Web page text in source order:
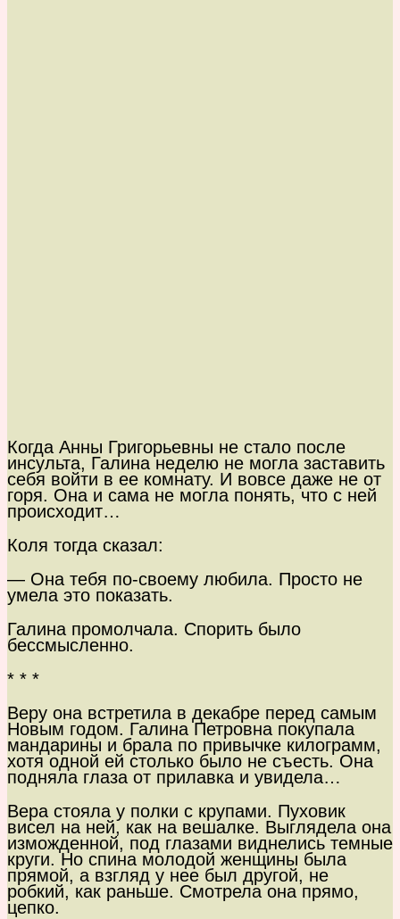
Когда Анны Григорьевны не стало после
инсульта, Галина неделю не могла заставить
себя войти в ее комнату. И вовсе даже не от
горя. Она и сама не могла понять, что с ней
происходит…
Коля тогда сказал:
— Она тебя по-своему любила. Просто не
умела это показать.
Галина промолчала. Спорить было
бессмысленно.
* * *
Веру она встретила в декабре перед самым
Новым годом. Галина Петровна покупала
мандарины и брала по привычке килограмм,
хотя одной ей столько было не съесть. Она
подняла глаза от прилавка и увидела…
Вера стояла у полки с крупами. Пуховик
висел на ней, как на вешалке. Выглядела она
изможденной, под глазами виднелись темные
круги. Но спина молодой женщины была
прямой, а взгляд у нее был другой, не
робкий, как раньше. Смотрела она прямо,
цепко.